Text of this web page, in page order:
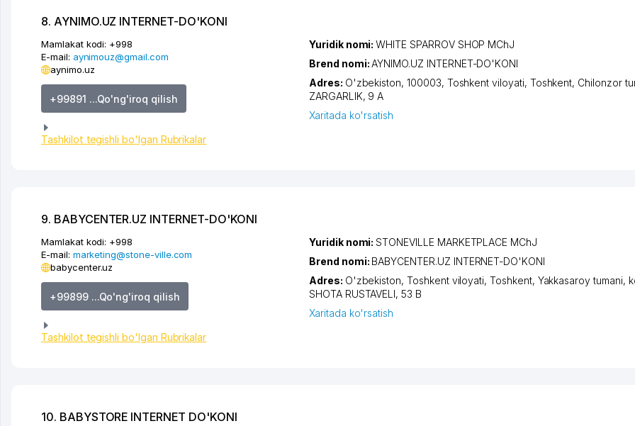
8. AYNIMO.UZ INTERNET-DO'KONI
Mamlakat kodi: +998
E-mail: aynimouz@gmail.com
aynimo.uz
+99891 ...Qo'ng'iroq qilish
Tashkilot tegishli bo'lgan Rubrikalar
Yuridik nomi:WHITE SPARROV SHOP MChJ
Brend nomi:AYNIMO.UZ INTERNET-DO'KONI
Adres: O'zbekiston, 100003, Toshkent viloyati, Toshkent, Chilonzor
ZARGARLIK, 9 A
Xaritada ko'rsatish
9. BABYCENTER.UZ INTERNET-DO'KONI
Mamlakat kodi: +998
E-mail: marketing@stone-ville.com
babycenter.uz
+99899 ...Qo'ng'iroq qilish
Tashkilot tegishli bo'lgan Rubrikalar
Yuridik nomi:STONEVILLE MARKETPLACE MChJ
Brend nomi: BABYCENTER.UZ INTERNET-DO'KONI
Adres: O'zbekiston,Toshkent viloyati,Toshkent, Yakkasaroy tumani,
SHOTA RUSTAVELI, 53 B
Xaritada ko'rsatish
10. BABYSTORE INTERNET DO'KONI